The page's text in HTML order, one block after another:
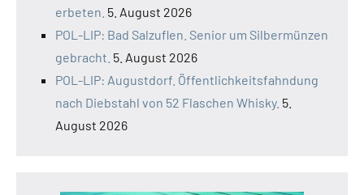
erbeten. 5. August 2026
POL-LIP: Bad Salzuflen. Senior um Silbermünzen
gebracht. 5. August 2026
POL-LIP: Augustdorf. Öffentlichkeitsfahndung
nach Diebstahl von 52 Flaschen Whisky. 5.
August 2026